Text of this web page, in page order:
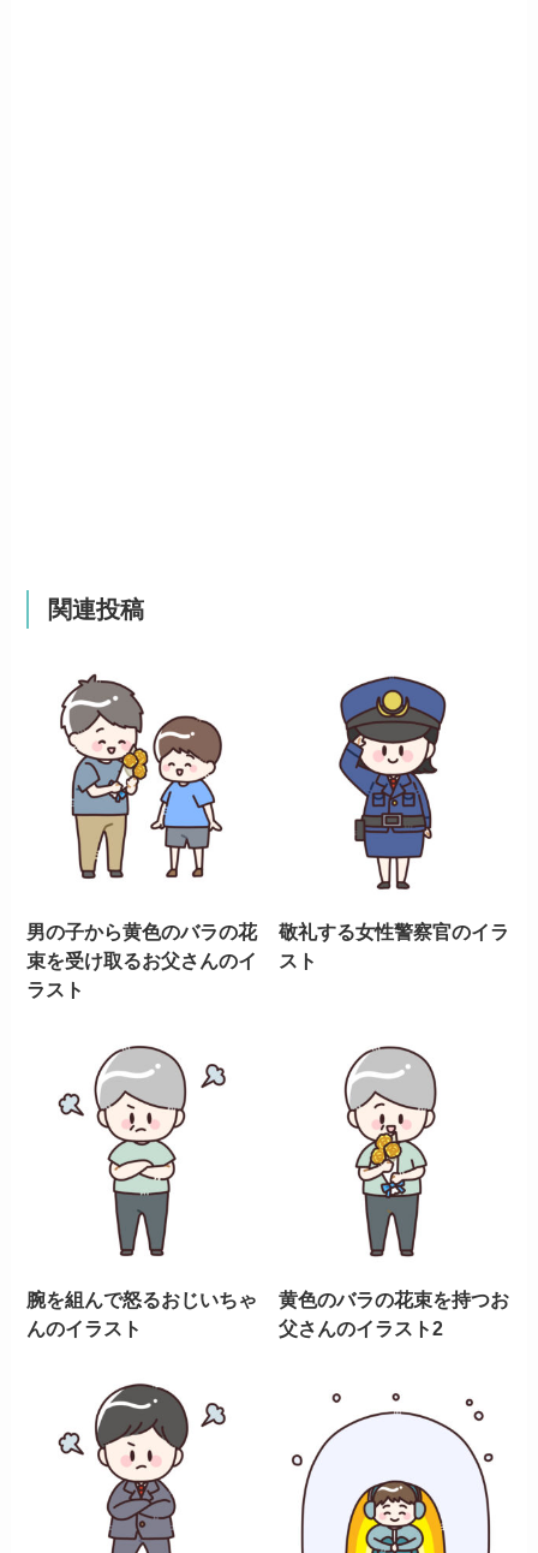
関連投稿
男の子から黄色のバラの花
束を受け取るお父さんのイ
ラスト
敬礼する女性警察官のイラ
スト
腕を組んで怒るおじいちゃ
んのイラスト
黄色のバラの花束を持つお
父さんのイラスト2